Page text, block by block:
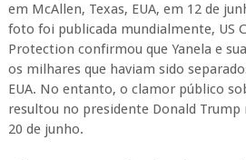
em McAllen, Texas, EUA, em 12 de
foto foi publicada mundialmente, US
Protection confirmou que Yanela e
os milhares que haviam sido
EUA. No entanto, o clamor público
resultou no presidente Donald
20 de junho.